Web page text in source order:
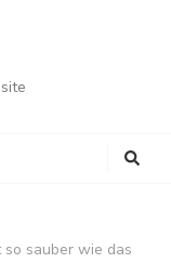
so sauber wie das